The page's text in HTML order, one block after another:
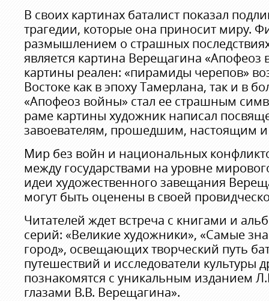
В своих картинах баталист показал
трагедии, которые она приносит миру.
размышлением о страшных
является картина Верещагина
картины реален: «пирамиды черепов»
Востоке как в эпоху Тамерлана, так и в
«Апофеоз войны» стал ее страшным
раме картины художник написал
завоевателям, прошедшим, настоящим
Мир без войн и национальных
между государствами на уровне
идеи художественного завещания
могут быть оценены в своей
Читателей ждет встреча с книгами и
серий: «Великие художники», «Самые
город», освещающих творческий путь
путешествий и исследователи культуры
познакомятся с уникальным изданием
глазами В.В. Верещагина».